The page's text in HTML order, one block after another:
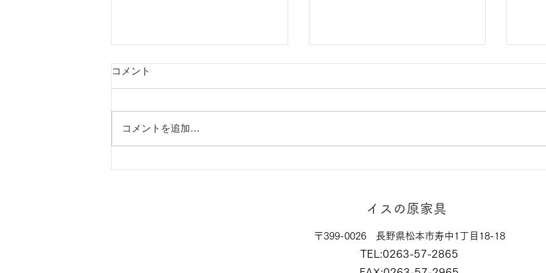
いちご泥棒
コメント
コメントを追加…
イスの原家具
〒399-0026 長野県松本市寿中1丁目18-18
TEL:0263-57-2865